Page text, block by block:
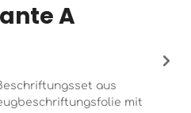
A
aus
mit